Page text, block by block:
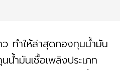
ว ทำให้ล่าสุดกองทุนน้ำมัน
น้ำมันเชื้อเพลิงประเภท